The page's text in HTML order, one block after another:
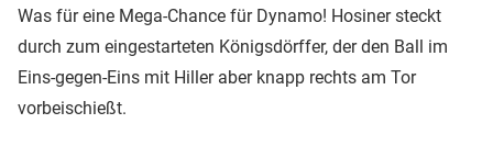
Was für eine Mega-Chance für Dynamo! Hosiner steckt
durch zum eingestarteten Königsdörffer, der den Ball im
Eins-gegen-Eins mit Hiller aber knapp rechts am Tor
vorbeischießt.